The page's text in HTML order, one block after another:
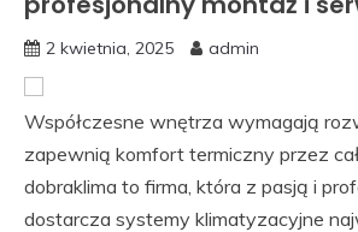
2 kwietnia, 2025 admin
Współczesne wnętrza wymagają
zapewnią komfort termiczny przez
dobraklima to firma, która z pasją i
dostarcza systemy klimatyzacyjne